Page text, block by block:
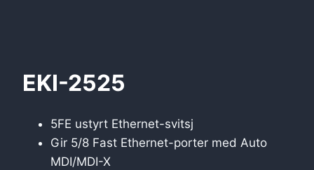
EKI-2525
5FE ustyrt Ethernet-svitsj
Gir 5/8 Fast Ethernet-porter med Auto
MDI/MDI-X